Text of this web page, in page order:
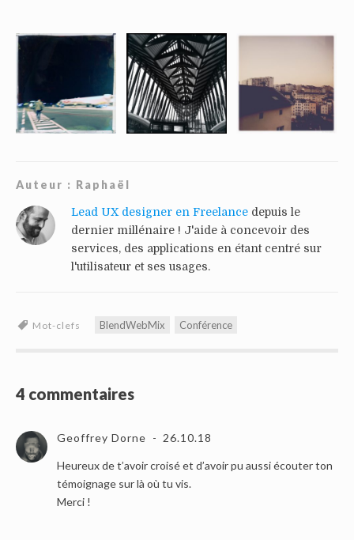
Auteur : Raphaël
Lead UX designer en Freelance depuis le
dernier millénaire ! J'aide à concevoir des
services, des applications en étant centré sur
l'utilisateur et ses usages.
Mot-clefs BlendWebMix Conférence
4 commentaires
Geoffrey Dorne 26.10.18
Heureux de t’avoir croisé et d’avoir pu aussi écouter ton
témoignage sur là où tu vis.
Merci !